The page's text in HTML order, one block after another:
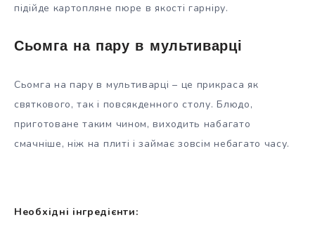
підійде картопляне пюре в якості гарніру.
Сьомга на пару в мультиварці
Сьомга на пару в мультиварці – це прикраса як
святкового, так і повсякденного столу. Блюдо,
приготоване таким чином, виходить набагато
смачніше, ніж на плиті і займає зовсім небагато часу.
Необхідні інгредієнти: